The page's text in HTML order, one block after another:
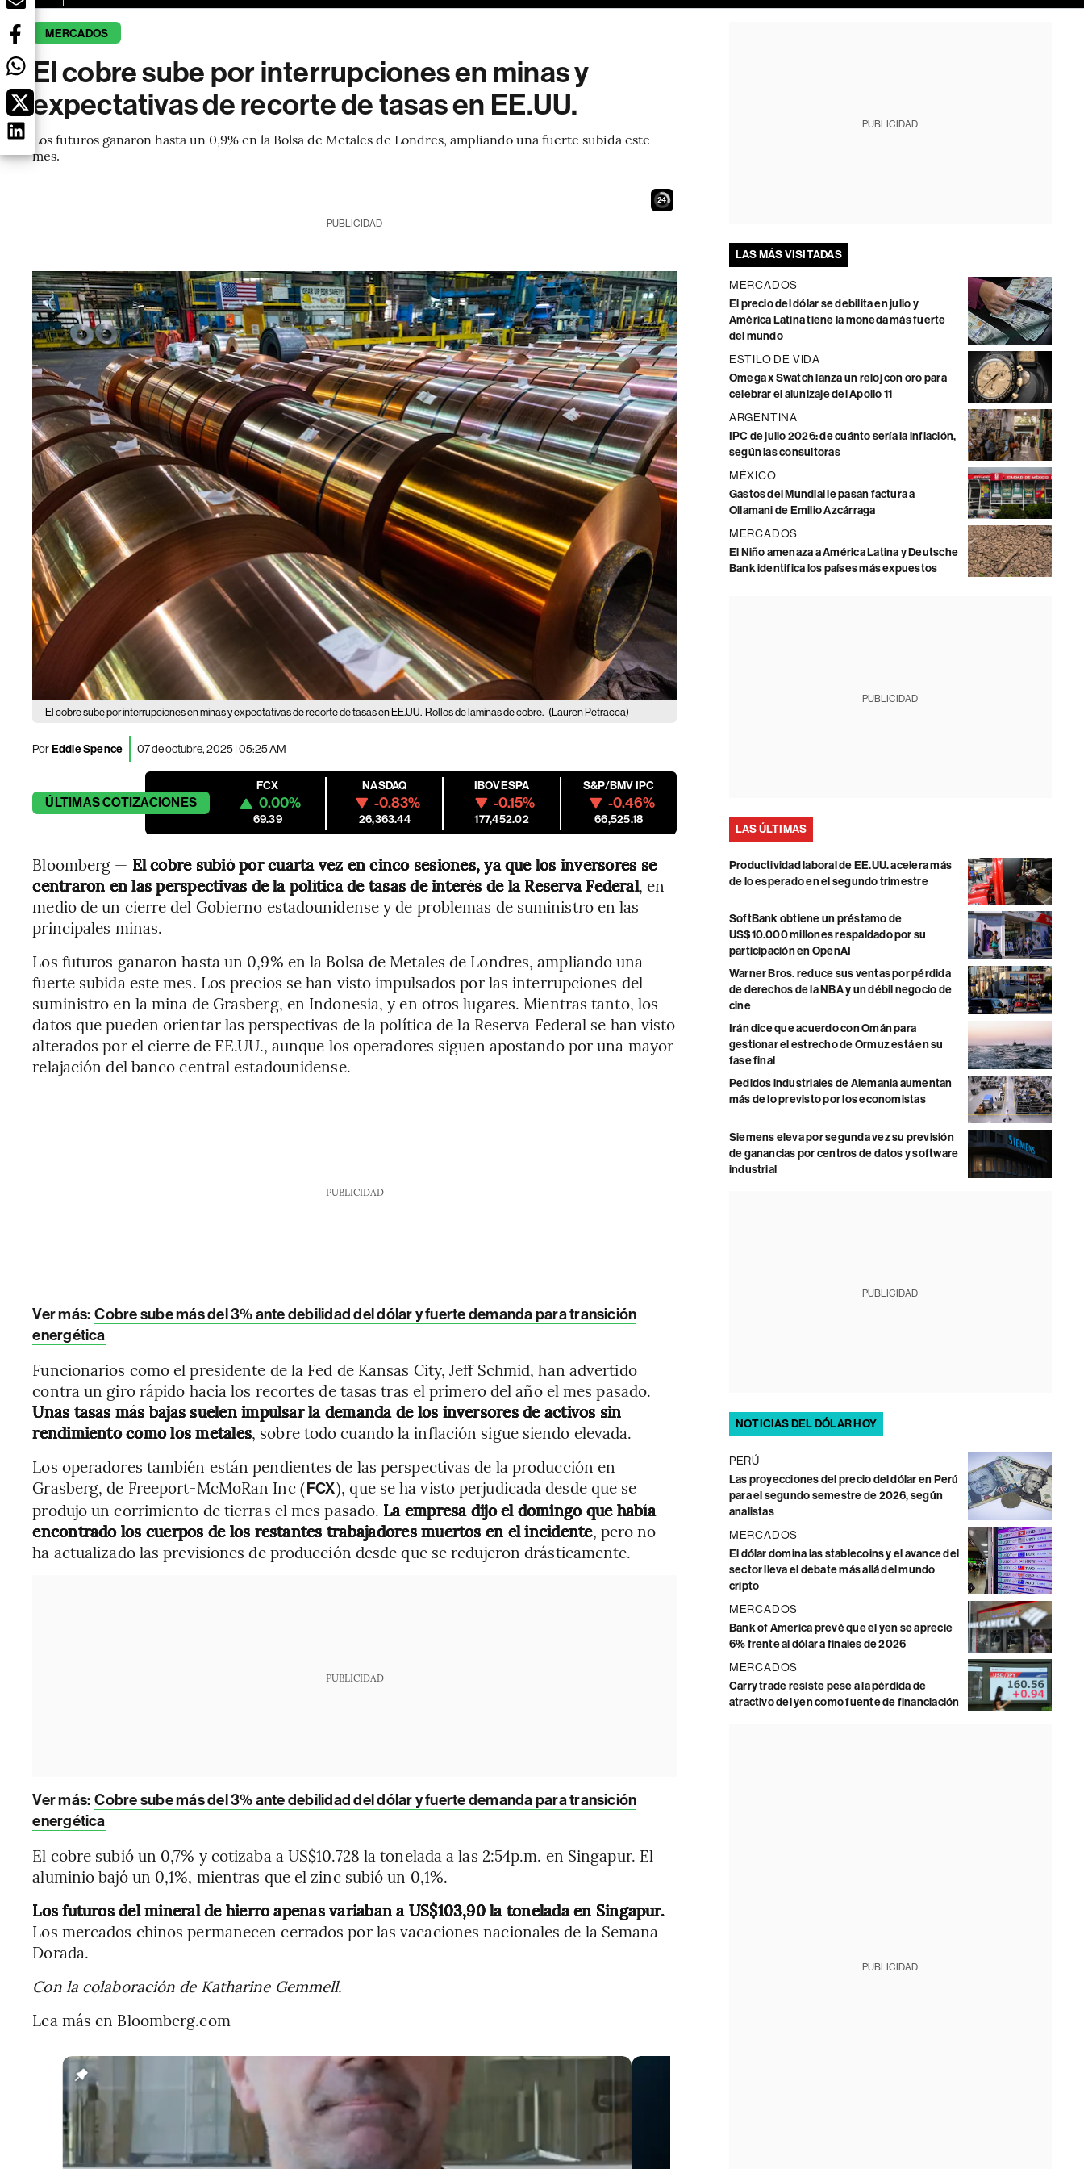
MERCADOS
El cobre sube por interrupciones en minas y
expectativas de recorte de tasas en EE.UU.
Los futuros ganaron hasta un 0,9% en la Bolsa de Metales de Londres, ampliando una fuerte subida este
mes.
23
PUBLICIDAD
El cobre sube por interrupciones en minas y expectativas de recorte de tasas en EE.UU. Rollos de láminas de cobre. (Lauren Petracca)
PorEddie Spence 07 de octubre, 2025 | 05:25 AM
ÚLTIMASCOTIZACIONES
FCX
0.00%
69.39
NASDAQ
-0.83%
26,363.44
IBOVESPA
-0.15%
177,452.02
S&P/BMV IPC
-0.46%
66,525.18
Bloomberg — El cobre subió por cuarta vez en cinco sesiones, ya que los inversores se
centraron en las perspectivas de la política de tasas de interés de la Reserva Federal, en
medio de un cierre del Gobierno estadounidense y de problemas de suministro en las
principales minas.
Los futuros ganaron hasta un 0,9% en la Bolsa de Metales de Londres, ampliando una
fuerte subida este mes. Los precios se han visto impulsados por las interrupciones del
suministro en la mina de Grasberg, en Indonesia, y en otros lugares. Mientras tanto, los
datos que pueden orientar las perspectivas de la política de la Reserva Federal se han visto
alterados por el cierre de EE.UU., aunque los operadores siguen apostando por una mayor
relajación del banco central estadounidense.
PUBLICIDAD
Ver más: Cobre sube más del 3% ante debilidad del dólar y fuerte demanda para transición
energética
Funcionarios como el presidente de la Fed de Kansas City, Jeff Schmid, han advertido
contra un giro rápido hacia los recortes de tasas tras el primero del año el mes pasado.
Unas tasas más bajas suelen impulsar la demanda de los inversores de activos sin
rendimiento como los metales, sobre todo cuando la inflación sigue siendo elevada.
Los operadores también están pendientes de las perspectivas de la producción en
Grasberg, de Freeport-McMoRan Inc (FCX), que se ha visto perjudicada desde que se
produjo un corrimiento de tierras el mes pasado. La empresa dijo el domingo que había
encontrado los cuerpos de los restantes trabajadores muertos en el incidente, pero no
ha actualizado las previsiones de producción desde que se redujeron drásticamente.
PUBLICIDAD
Ver más: Cobre sube más del 3% ante debilidad del dólar y fuerte demanda para transición
energética
El cobre subió un 0,7% y cotizaba a US$10.728 la tonelada a las 2:54p.m. en Singapur. El
aluminio bajó un 0,1%, mientras que el zinc subió un 0,1%.
Los futuros del mineral de hierro apenas variaban a US$103,90 la tonelada en Singapur.
Los mercados chinos permanecen cerrados por las vacaciones nacionales de la Semana
Dorada.
Con la colaboración de Katharine Gemmell.
Lea más en Bloomberg.com
PUBLICIDAD
LAS MÁS VISITADAS
MERCADOS
El precio del dólar se debilita en julio y
América Latina tiene la moneda más fuerte
del mundo
ESTILO DE VIDA
Omega x Swatch lanza un reloj con oro para
celebrar el alunizaje del Apollo 11
ARGENTINA
IPC de julio 2026: de cuánto sería la inflación,
según las consultoras
MÉXICO
Gastos del Mundial le pasan factura a
Ollamani de Emilio Azcárraga
MERCADOS
El Niño amenaza a América Latina y Deutsche
Bank identifica los países más expuestos
PUBLICIDAD
LAS ÚLTIMAS
Productividad laboral de EE.UU. acelera más
de lo esperado en el segundo trimestre
SoftBank obtiene un préstamo de
US$10.000 millones respaldado por su
participación en OpenAI
Warner Bros. reduce sus ventas por pérdida
de derechos de la NBA y un débil negocio de
cine
Irán dice que acuerdo con Omán para
gestionar el estrecho de Ormuz está en su
fase final
Pedidos industriales de Alemania aumentan
más de lo previsto por los economistas
Siemens eleva por segunda vez su previsión
de ganancias por centros de datos y software
industrial
PUBLICIDAD
NOTICIAS DEL DÓLAR HOY
PERÚ
Las proyecciones del precio del dólar en Perú
para el segundo semestre de 2026, según
analistas
MERCADOS
El dólar domina las stablecoins y el avance del
sector lleva el debate más allá del mundo
cripto
MERCADOS
Bank of America prevé que el yen se aprecie
6% frente al dólar a finales de 2026
MERCADOS
Carry trade resiste pese a la pérdida de
atractivo del yen como fuente de financiación
PUBLICIDAD